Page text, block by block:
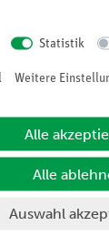
&
Statistik
Weitere
Alle
Alle
Auswahl